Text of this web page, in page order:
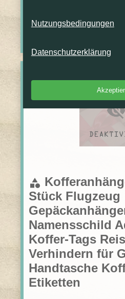
category
Stück Flugzeug
Namensschild
Koffer-Tags
Verhindern für
Handtasche
Etiketten
Nutzungsbedingungen
Datenschutzerklärung